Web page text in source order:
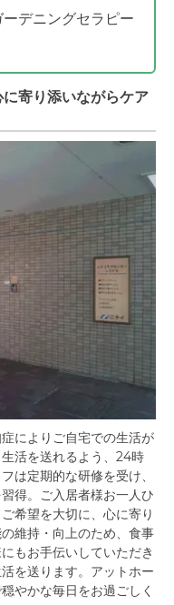
デニングセラピー
に寄り添いながらケア
によりご自宅での生活が
活を送れるよう、24時
は定期的な研修を受け、
得。ご入居者様お一人ひ
希望を大切に、心に寄り
維持・向上のため、食事
もお手伝いしていただき
を送ります。アットホー
やかな毎日をお過ごしく